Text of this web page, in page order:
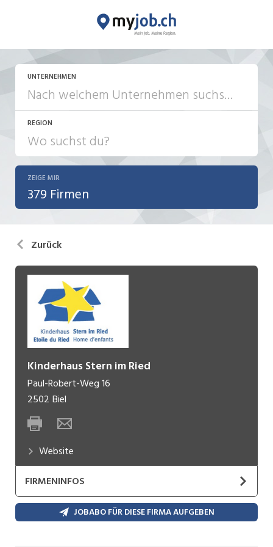
UNTERNEHMEN
REGION
ZEIGE MIR
379 Firmen
Zurück
Kinderhaus Stern im Ried
Paul-Robert-Weg 16
2502 Biel
Website
FIRMENINFOS
Das Kinderhaus Stern im Ried führt vier
zweisprachige Wohngruppen, Kinder von 0 bis 10
JOBABO FÜR DIESE FIRMA AUFGEBEN